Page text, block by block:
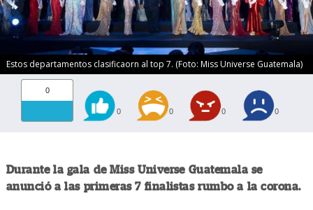
Estos departamentos clasificaorn al top 7. (Foto: Miss Universe Guatemala)
0
0 0 0 0
Durante la gala de Miss Universe Guatemala se
anunció a las primeras 7 finalistas rumbo a la corona.